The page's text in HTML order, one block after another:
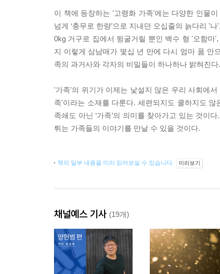
이 책에 등장하는 '고령화 가족'에는 다양한 인물
넘게 ‘충무로 한량’으로 지내던 오십줄의 늙다리 '
0kg 거구로 집에서 뒹굴거릴 뿐인 백수 형 '오함마
지 이렇게 삼남매가 몇십 년 만에 다시 엄마 품 안
족의 과거사와 각자의 비밀들이 하나하나 밝혀진다.
'가족'의 위기가 이제는 낯설지 않은 우리 사회에
족'이라는 소재를 다룬다. 세련되지도 쿨하지도
족쇄도 아닌 ‘가족’의 의미를 찾아가고 있는 것이
튀는 가족들의 이야기를 만날 수 있을 것이다.
책의 일부 내용을 미리 읽어보실 수 있습니다. 미리보기
채널예스 기사 (19개)